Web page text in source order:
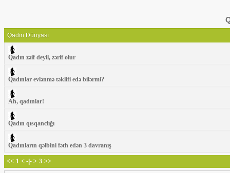
Qadın Dünyası
Qadın zəif deyil, zərif olur
Qadınlar evlənmə təklifi edə bilərmi?
Ah, qadınlar!
Qadın qısqanclığı
Qadınların qəlbini fəth edən 3 davranış
<<-1-< -|- >-3->>